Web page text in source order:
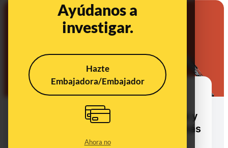
Ayúdanos a
investigar.
Hazte
Embajadora/Embajador
Ahora no
¿Por qué Trump quiere
Groenlandia? Preguntas y
respuestas sobre las tierras raras y
los recursos naturales de la isla más
grande del mundo